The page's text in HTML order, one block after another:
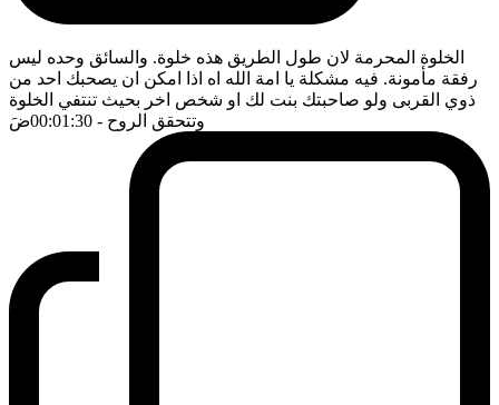
الخلوة المحرمة لان طول الطريق هذه خلوة. والسائق وحده ليس
رفقة مأمونة. فيه مشكلة يا امة الله اه اذا امكن ان يصحبك احد من
ذوي القربى ولو صاحبتك بنت لك او شخص اخر بحيث تنتفي الخلوة
وتتحقق الروح - 00:01:30 ضَ